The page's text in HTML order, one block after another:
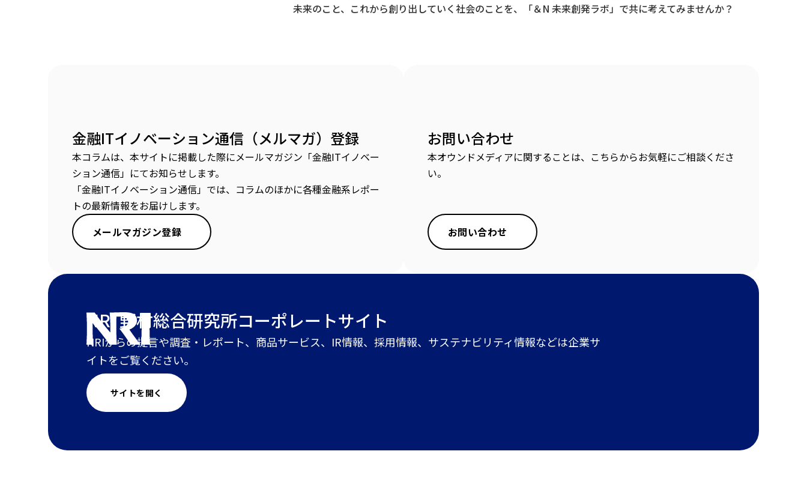
未来のこと、これから創り出していく社会のことを、「＆N 未来創発ラボ」で共に考えてみませんか？
金融ITイノベーション通信（メルマガ）登録
本コラムは、本サイトに掲載した際にメールマガジン「金融ITイノベー
ション通信」にてお知らせします。
「金融ITイノベーション通信」では、コラムのほかに各種金融系レポー
トの最新情報をお届けします。
メールマガジン登録
お問い合わせ
本オウンドメディアに関することは、こちらからお気軽にご相談くださ
い。
お問い合わせ
NRI 野村総合研究所コーポレートサイト
NRIからの提言や調査・レポート、商品サービス、IR情報、採用情報、サステナビリティ情報などは企業サ
イトをご覧ください。
サイトを開く